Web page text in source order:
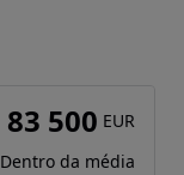
83 500 EUR
Dentro da média